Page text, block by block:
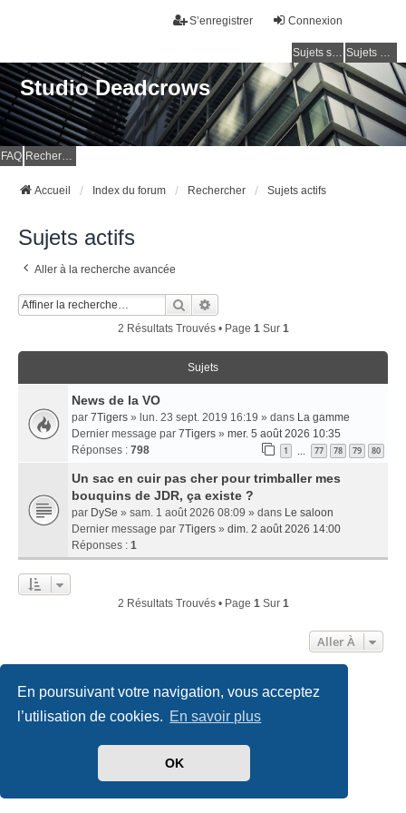
En poursuivant votre navigation, vous acceptez
l’utilisation de cookies. En savoir plus
OK
Connexion
S’enregistrer
Sujets sans réponse Sujets actifs
Studio Deadcrows
FAQ Rechercher
Accueil Index du forum Rechercher Sujets actifs
Sujets actifs
Aller à la recherche avancée
Rechercher
2 Résultats Trouvés • Page 1Sur 1
Sujets
News de la VO
par 7Tigers » lun. 23 sept. 2019 16:19 » dans La gamme
Dernier message par 7Tigers » mer. 5 août 2026 10:35
Réponses : 798 1 77 78 79 80
Un sac en cuir pas cher pour trimballer mes
bouquins de JDR, ça existe ?
par DySe » sam. 1 août 2026 08:09 » dans Le saloon
Dernier message par 7Tigers » dim. 2 août 2026 14:00
Réponses : 1
2 Résultats Trouvés • Page 1Sur 1
Aller À
Accueil Index du forum Nous contacter
phpBB-fr.com
created by INVENTEA & v12mike
Conditions